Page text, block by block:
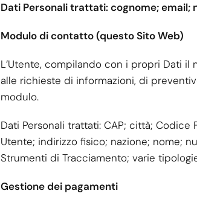
Dati Personali trattati: cognome; email;
Modulo di contatto (questo Sito Web)
L’Utente, compilando con i propri Dati
alle richieste di informazioni, di
modulo.
Dati Personali trattati: CAP; città;
Utente; indirizzo fisico; nazione; nome;
Strumenti di Tracciamento; varie
Gestione dei pagamenti